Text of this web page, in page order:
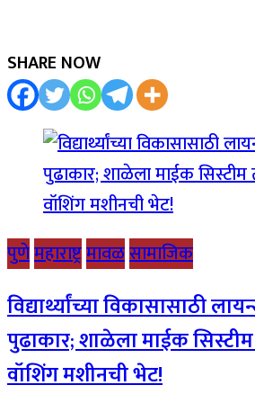
SHARE NOW
पुणेमहाराष्ट्रमावळसामाजिक
विद्यार्थ्यांच्या विकासासाठी
पुढाकार; शाळेला माईक सिस्टीम
वॉशिंग मशीनची भेट!